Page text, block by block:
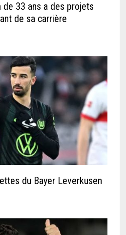
de 33 ans a des projets
de sa carrière
du Bayer Leverkusen